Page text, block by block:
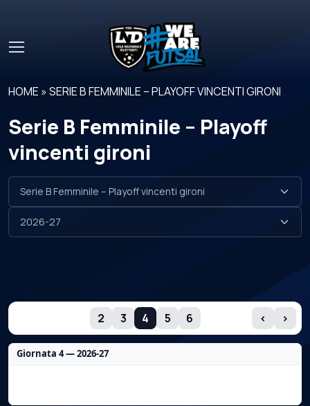
HOME »SERIE B FEMMINILE – PLAYOFF VINCENTI GIRONI
Serie B Femminile – Playoff
vincenti gironi
2 3 4 5 6 ‹ ›
Giornata 4 — 2026-27